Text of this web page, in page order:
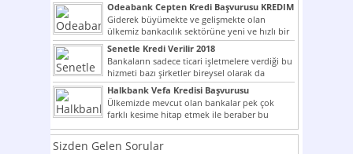
Odeabank Cepten Kredi Başvurusu KREDIM
8444
Giderek büyümekte ve gelişmekte olan
ülkemiz bankacılık sektörüne yeni ve hızlı bir
giriş yapmış olan...
Senetle Kredi Verilir 2018
Bankaların sadece ticari işletmelere verdiği bu
hizmeti bazı şirketler bireysel olarak da
vermektedir. Senetle kredi...
Halkbank Vefa Kredisi Başvurusu
Ülkemizde mevcut olan bankalar pek çok
farklı kesime hitap etmek ile beraber bu
noktada son...
Sizden Gelen Sorular